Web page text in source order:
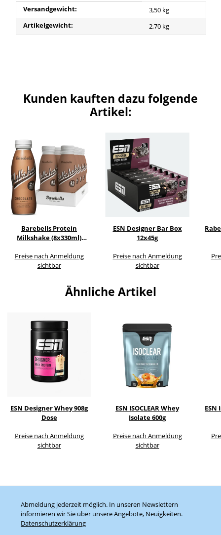
Produkteigenschaft
Wert
Versandgewicht:
3,50 kg
Artikelgewicht:
2,70 kg
Kunden kauften dazu folgende
Artikel:
Barebells Protein
Milkshake (8x330ml)
Preise nach Anmeldung
sichtbar
ESN Designer Bar Box
12x45g
Preise nach Anmeldung
sichtbar
Ähnliche Artikel
ESN Designer Whey 908g
Dose
Preise nach Anmeldung
sichtbar
ESN ISOCLEAR Whey
Isolate 600g
Preise nach Anmeldung
sichtbar
ESN
Abmeldung jederzeit möglich. In unseren Newslettern
informieren wir Sie über unsere Angebote, Neuigkeiten.
Datenschutzerklärung